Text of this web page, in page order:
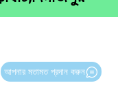
আপনার মতামত প্রদান করুন